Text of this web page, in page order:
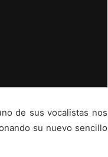
de sus vocalistas nos
su nuevo sencillo